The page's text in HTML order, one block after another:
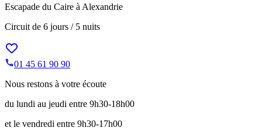
Escapade du Caire à Alexandrie
Circuit de 6 jours / 5 nuits
01 45 61 90 90
Nous restons à votre écoute
du lundi au jeudi entre 9h30-18h00
et le vendredi entre 9h30-17h00